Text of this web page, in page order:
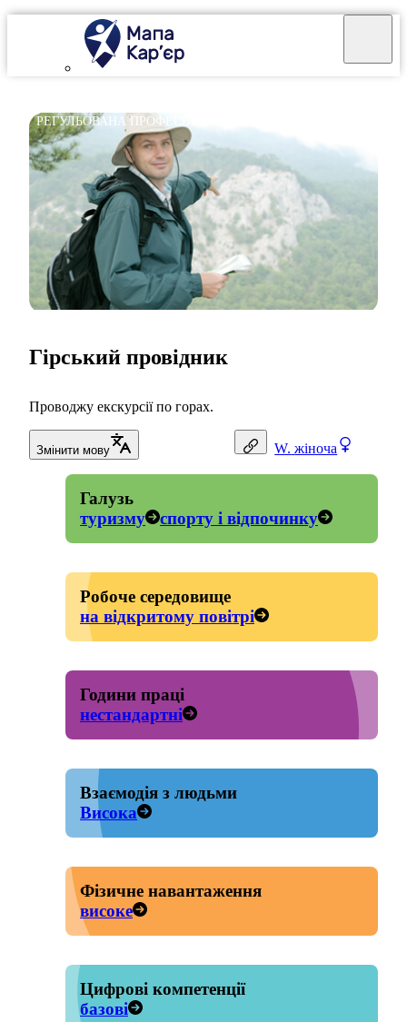
РЕГУЛЬОВАНА ПРОФЕСІЯ
W. жіноча
Гірський провідник
Проводжу екскурсії по горах.
Змінити мову
Галузь
туризму
спорту і відпочинку
Робоче середовище
на відкритому повітрі
Години праці
нестандартні
Взаємодія з людьми
Висока
Фізичне навантаження
високе
Цифрові компетенції
базові